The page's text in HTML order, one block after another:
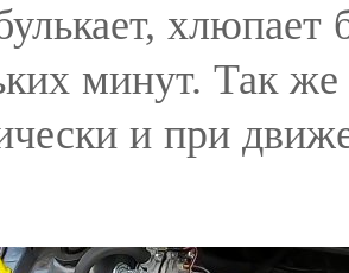
хлюпает
минут. Так
и при